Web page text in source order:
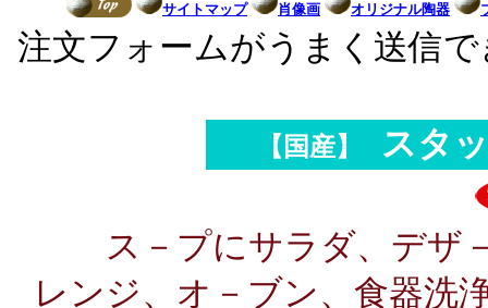
サイトマップ 肖像画 オリジナル陶器
注文フォームがうまく送信
【国産】 スタ
ス－プにサラダ、デザ
レンジ、オ－ブン、食器洗